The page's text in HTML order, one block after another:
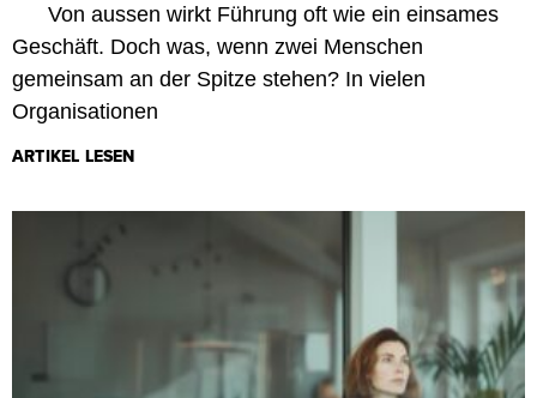
Von aussen wirkt Führung oft wie ein einsames
Geschäft. Doch was, wenn zwei Menschen
gemeinsam an der Spitze stehen? In vielen
Organisationen
ARTIKEL LESEN